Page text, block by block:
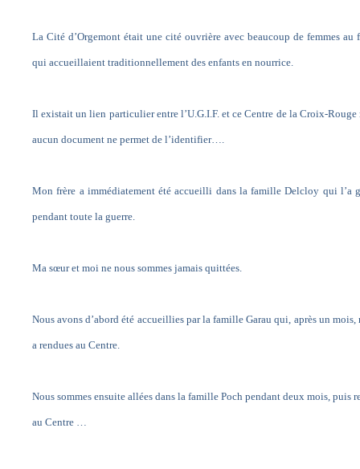
La Cité d’Orgemont était une cité ouvrière avec beaucoup de femmes au
qui accueillaient traditionnellement des enfants en nourrice.
Il existait un lien particulier entre l’U.G.I.F. et ce Centre de la Croix-Rouge
aucun document ne permet de l’identifier….
Mon frère a immédiatement été accueilli dans la famille Delcloy qui l’a
pendant toute la guerre.
Ma sœur et moi ne nous sommes jamais quittées.
Nous avons d’abord été accueillies par la famille Garau qui, après un mois,
a rendues au Centre.
Nous sommes ensuite allées dans la famille Poch pendant deux mois, puis
au Centre …